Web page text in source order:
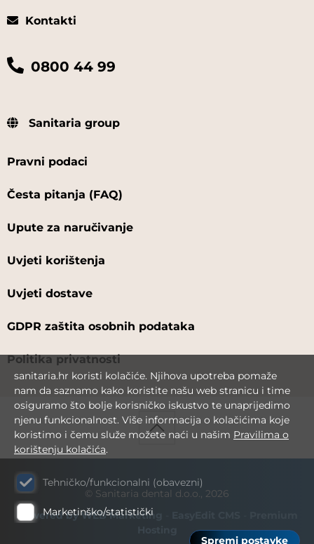
Kontakti
0800 44 99
Sanitaria group
Pravni podaci
Česta pitanja (FAQ)
Upute za naručivanje
Uvjeti korištenja
Uvjeti dostave
GDPR zaštita osobnih podataka
Politika privatnosti
© Sanitaria dental d.o.o., 2026
Powered by WEB Marketing
sanitaria.hr koristi kolačiće. Njihova upotreba pomaže
nam da saznamo kako koristite našu web stranicu i time
osiguramo što bolje korisničko iskustvo te unaprijedimo
njenu funkcionalnost. Više informacija o kolačićima koje
koristimo i čemu služe možete naći u našim Pravilima o
korištenju kolačića.
Tehničko/funkcionalni (obavezni)
Marketinško/statistički
Spremi postavke